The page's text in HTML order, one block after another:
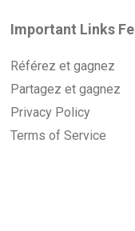
Important Links Fe
Référez et gagnez
Partagez et gagnez
Privacy Policy
Terms of Service